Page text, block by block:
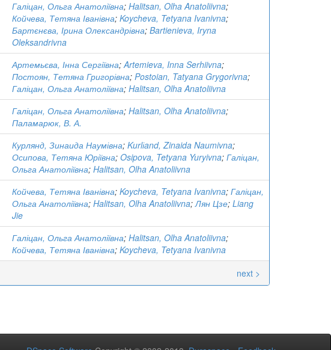
Галіцан, Ольга Анатоліївна; Halitsan, Olha Anatoliivna;
Койчева, Тетяна Іванівна; Koycheva, Tetyana Ivanivna;
Бартєнєва, Ірина Олександрівна; Bartienieva, Iryna
Oleksandrivna
Артемьєва, Інна Сергіївна;Artemieva, Inna Serhiivna;
Постоян, Тетяна Григорівна; Postoian, Tatyana Grygorivna;
Галіцан, Ольга Анатоліївна; Halitsan, Olha Anatoliivna
Галіцан, Ольга Анатоліївна; Halitsan, Olha Anatoliivna;
Паламарюк, В. А.
Курлянд, Зинаида Наумівна; Kurlіand, Zinaida Naumivna;
Осипова, Тетяна Юріївна; Osipova, Tetyana Yuryivna; Галіцан,
Ольга Анатоліївна; Halitsan, Olha Anatoliivna
Койчева, Тетяна Іванівна; Koycheva, Tetyana Ivanivna; Галіцан,
Ольга Анатоліївна; Halitsan, Olha Anatoliivna;Лян Цзе; Liang
Jie
Галіцан, Ольга Анатоліївна; Halitsan, Olha Anatoliivna;
Койчева, Тетяна Іванівна; Koycheva, Tetyana Ivanivna
next >